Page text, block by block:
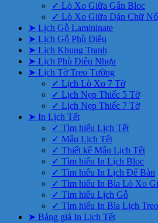
✓ Lò Xo Giữa Gắn Bloc
✓ Lò Xo Giữa Dán Chữ
➤ Lịch Gỗ Lamininate
➤ Lịch Gỗ Phù Điêu
➤ Lịch Khung Tranh
➤ Lịch Phù Điêu Nhựa
➤ Lịch Tờ Treo Tường
✓ Lịch Lò Xo 7 Tờ
✓ Lịch Nẹp Thiếc 5 Tờ
✓ Lịch Nẹp Thiếc 7 Tờ
➤ In Lịch Tết
✓ Tìm hiểu Lịch Tết
✓ Mẫu Lịch Tết
✓ Thiết kế Mẫu Lịch Tết
✓ Tìm hiểu In Lịch Bloc
✓ Tìm hiểu In Lịch Để Bàn
✓ Tìm hiểu In Bìa Lò Xo
✓ Tìm hiểu Lịch Gỗ
✓ Tìm hiểu In Bìa Lịch
➤ Bảng giá In Lịch Tết